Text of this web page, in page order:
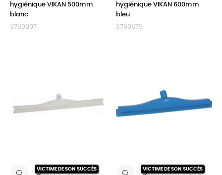
hygiénique VIKAN 500mm
blanc
3760907
hygiénique VIKAN 600mm
bleu
3760679
VICTIME DE SON SUCCÈS VICTIME DE SON SUCCÈS